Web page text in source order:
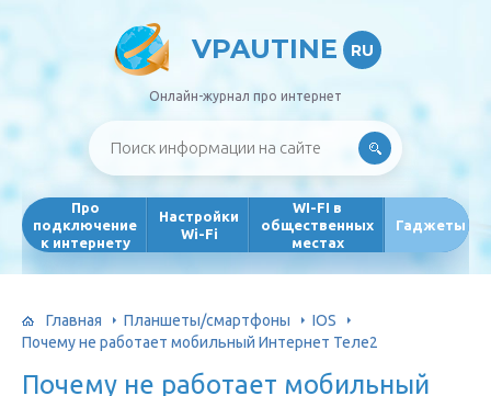
VPAUTINE RU
Онлайн-журнал про интернет
Про
подключение
к интернету
Настройки
Wi-Fi
WI-FI в
общественных
местах
Гаджеты
Главная Планшеты/смартфоны
IOS
Почему не работает мобильный Интернет Теле2
Почему не работает мобильный